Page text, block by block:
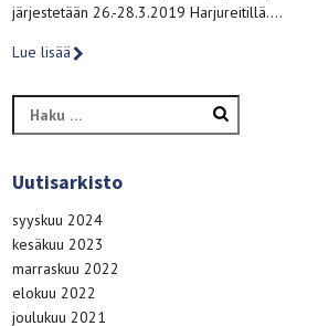
järjestetään 26.-28.3.2019 Harjureitillä….
Lue lisää
Haku:
Uutisarkisto
syyskuu 2024
kesäkuu 2023
marraskuu 2022
elokuu 2022
joulukuu 2021